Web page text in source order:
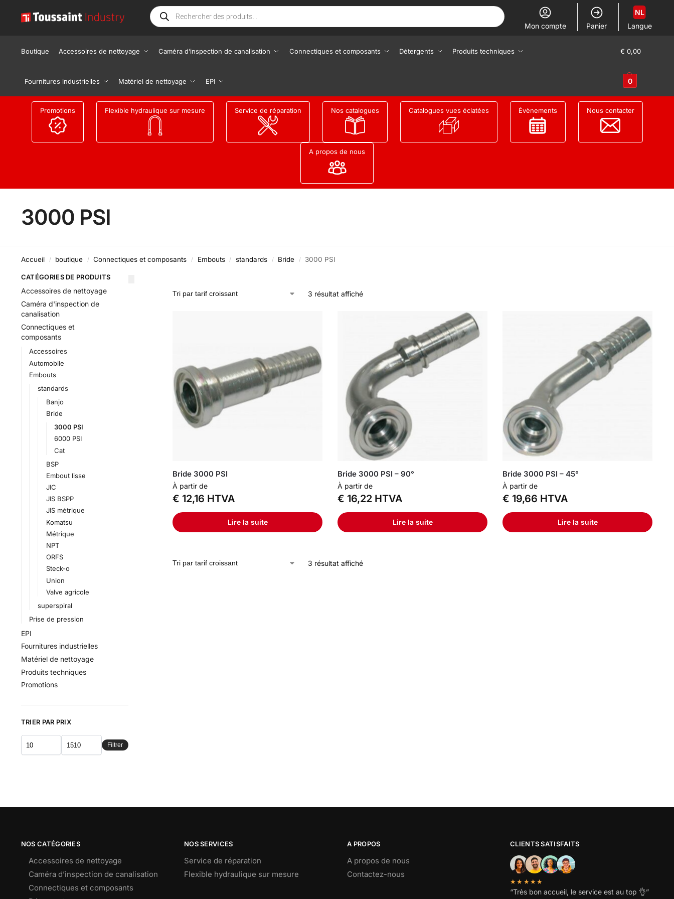
Mon compte Panier Langue
NL
Boutique Accessoires de nettoyage Caméra d’inspection de canalisation Connectiques et composants Détergents Produits techniques
Fournitures industrielles Matériel de nettoyage EPI
€ 0,00
0
Promotions Flexible hydraulique sur mesure Service de réparation Nos catalogues Catalogues vues éclatées Évènements Nous contacter
A propos de nous
3000 PSI
Accueil / boutique / Connectiques et composants / Embouts / standards / Bride / 3000 PSI
3 résultat affiché
Bride 3000 PSI
À partir de
€ 12,16 HTVA
Lire la suite
Bride 3000 PSI – 90°
À partir de
€ 16,22 HTVA
Lire la suite
Bride 3000 PSI – 45°
À partir de
€ 19,66 HTVA
Lire la suite
3 résultat affiché
CATÉGORIES DE PRODUITS
Accessoires de nettoyage
Caméra d'inspection de
canalisation
Connectiques et
composants
Accessoires
Automobile
Embouts
standards
Banjo
Bride
3000 PSI
6000 PSI
Cat
BSP
Embout lisse
JIC
JIS BSPP
JIS métrique
Komatsu
Métrique
NPT
ORFS
Steck-o
Union
Valve agricole
superspiral
Prise de pression
EPI
Fournitures industrielles
Matériel de nettoyage
Produits techniques
Promotions
TRIER PAR PRIX
Filtrer
NOS CATÉGORIES
Accessoires de nettoyage
Caméra d’inspection de canalisation
Connectiques et composants
NOS SERVICES
Service de réparation
Flexible hydraulique sur mesure
A PROPOS
A propos de nous
Contactez-nous
CLIENTS SATISFAITS
★★★★★
“Très bon accueil, le service est au top 👌”